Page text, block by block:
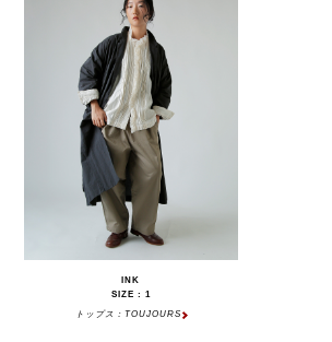
INK
SIZE : 1
トップス：TOUJOURS